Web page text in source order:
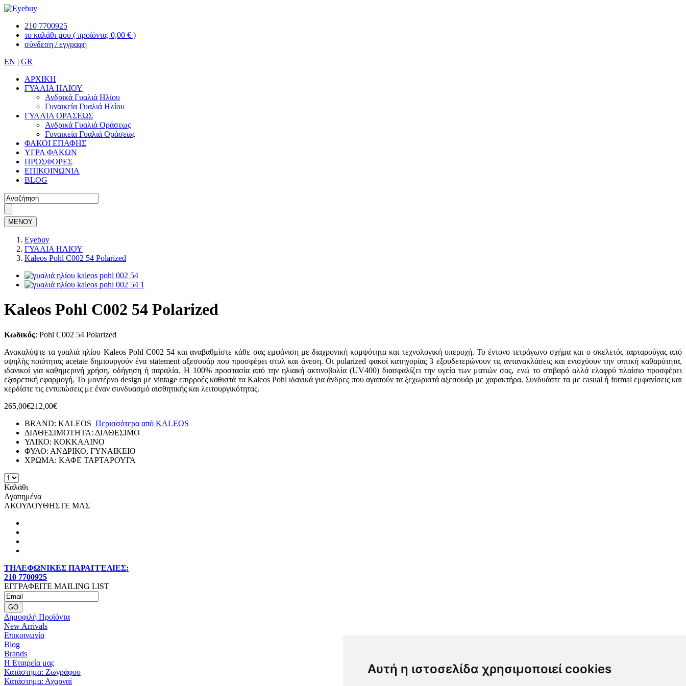
Αυτή η ιστοσελίδα χρησιμοποιεί cookies
210 7700925
το καλάθι μου ( προϊόντα, 0,00 € )
σύνδεση / εγγραφή
EN | GR
ΑΡΧΙΚΗ
ΓΥΑΛΙΑ ΗΛΙΟΥ
Ανδρικά Γυαλιά Ηλίου
Γυναικεία Γυαλιά Ηλίου
ΓΥΑΛΙΑ ΟΡΑΣΕΩΣ
Ανδρικά Γυαλιά Οράσεως
Γυναικεία Γυαλιά Οράσεως
ΦΑΚΟΙ ΕΠΑΦΗΣ
ΥΓΡΑ ΦΑΚΩΝ
ΠΡΟΣΦΟΡΕΣ
ΕΠΙΚΟΙΝΩΝΙΑ
BLOG
ΜΕΝΟΥ
Eyebuy
ΓΥΑΛΙΑ ΗΛΙΟΥ
Kaleos Pohl C002 54 Polarized
Kaleos Pohl C002 54 Polarized
Κωδικός: Pohl C002 54 Polarized
Ανακαλύψτε τα γυαλιά ηλίου Kaleos Pohl C002 54 και αναβαθμίστε κάθε σας εμφάνιση με διαχρονική κομψότητα και τεχνολογική υπεροχή. Το έντονο τετράγωνο σχήμα και ο σκελετός ταρταρούγας από
υψηλής ποιότητας acetate δημιουργούν ένα statement αξεσουάρ που προσφέρει στυλ και άνεση. Οι polarized φακοί κατηγορίας 3 εξουδετερώνουν τις αντανακλάσεις και ενισχύουν την οπτική καθαρότητα,
ιδανικοί για καθημερινή χρήση, οδήγηση ή παραλία. Η 100% προστασία από την ηλιακή ακτινοβολία (UV400) διασφαλίζει την υγεία των ματιών σας, ενώ το στιβαρό αλλά ελαφρύ πλαίσιο προσφέρει
εξαιρετική εφαρμογή. Το μοντέρνο design με vintage επιρροές καθιστά τα Kaleos Pohl ιδανικά για άνδρες που αγαπούν τα ξεχωριστά αξεσουάρ με χαρακτήρα. Συνδυάστε τα με casual ή formal εμφανίσεις και
κερδίστε τις εντυπώσεις με έναν συνδυασμό αισθητικής και λειτουργικότητας.
265,00€212,00€
BRAND: KALEOS Περισσότερα από KALEOS
ΔΙΑΘΕΣΙΜΟΤΗΤΑ: ΔΙΑΘΕΣΙΜΟ
ΥΛΙΚΟ: ΚΟΚΚΑΛΙΝΟ
ΦΥΛΟ: ΑΝΔΡΙΚΟ, ΓΥΝΑΙΚΕΙΟ
ΧΡΩΜΑ: ΚΑΦΕ ΤΑΡΤΑΡΟΥΓΑ
Καλάθι
Αγαπημένα
ΑΚΟΥΛΟΥΘΗΣΤΕ ΜΑΣ
ΤΗΛΕΦΩΝΙΚΕΣ ΠΑΡΑΓΓΕΛΙΕΣ:
210 7700925
ΕΓΓΡΑΦΕΙΤΕ MAILING LIST
Δημοφιλή Προϊόντα
New Arrivals
Επικοινωνία
Blog
Brands
Η Εταιρεία μας
Κατάστημα: Ζωγράφου
Κατάστημα: Αχαρναί